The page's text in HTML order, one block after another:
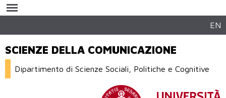
contenuto
EN
SCIENZE DELLA COMUNICAZIONE
Dipartimento di Scienze Sociali, Politiche e Cognitive